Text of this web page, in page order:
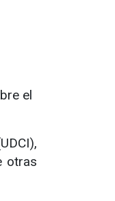
el
otras